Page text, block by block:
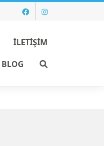
İLETİŞİM
BLOG